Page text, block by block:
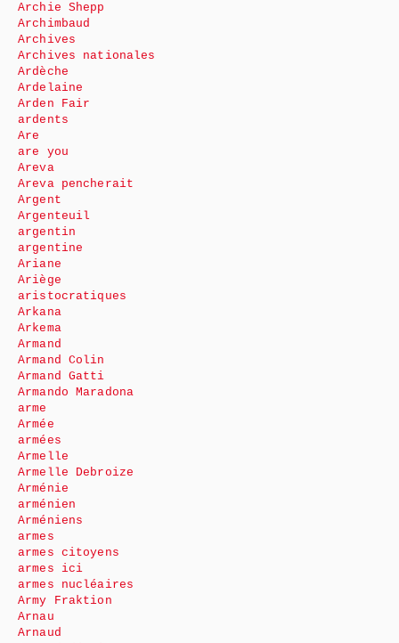
Archie Shepp
Archimbaud
Archives
Archives nationales
Ardèche
Ardelaine
Arden Fair
ardents
Are
are you
Areva
Areva pencherait
Argent
Argenteuil
argentin
argentine
Ariane
Ariège
aristocratiques
Arkana
Arkema
Armand
Armand Colin
Armand Gatti
Armando Maradona
arme
Armée
armées
Armelle
Armelle Debroize
Arménie
arménien
Arméniens
armes
armes citoyens
armes ici
armes nucléaires
Army Fraktion
Arnau
Arnaud